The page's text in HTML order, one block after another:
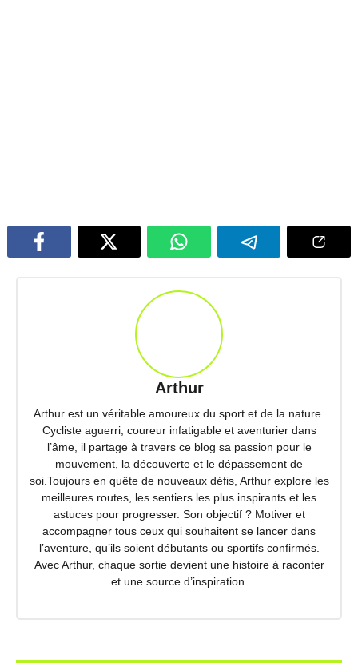
Arthur
Arthur est un véritable amoureux du sport et de la nature.
Cycliste aguerri, coureur infatigable et aventurier dans
l’âme, il partage à travers ce blog sa passion pour le
mouvement, la découverte et le dépassement de
soi.Toujours en quête de nouveaux défis, Arthur explore les
meilleures routes, les sentiers les plus inspirants et les
astuces pour progresser. Son objectif ? Motiver et
accompagner tous ceux qui souhaitent se lancer dans
l’aventure, qu’ils soient débutants ou sportifs confirmés.
Avec Arthur, chaque sortie devient une histoire à raconter
et une source d’inspiration.